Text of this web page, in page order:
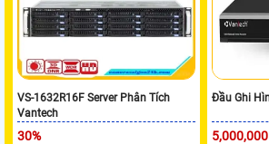
VS-1632R16F Server Phân Tích
Vantech
30%
Đầu Ghi